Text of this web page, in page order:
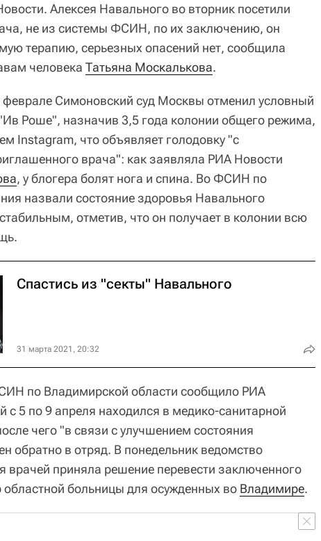
Алексея Навального во вторник посетили
не из системы ФСИН, по их заключению, он
терапию, серьезных опасений нет, сообщила
человека Татьяна Москалькова.
Симоновский суд Москвы отменил условный
Роше", назначив 3,5 года колонии общего режима,
Instagram, что объявляет голодовку "с
врача": как заявляла РИА Новости
, у блогера болят нога и спина. Во ФСИН по
назвали состояние здоровья Навального
отметив, что он получает в колонии всю
Спастись из "секты" Навального
31 марта 2021, 20:32
по Владимирской области сообщило РИА
с 5 по 9 апреля находился в медико-санитарной
чего "в связи с улучшением состояния
обратно в отряд. В понедельник ведомство
врачей приняла решение перевести заключенного
областной больницы для осужденных во Владимире.